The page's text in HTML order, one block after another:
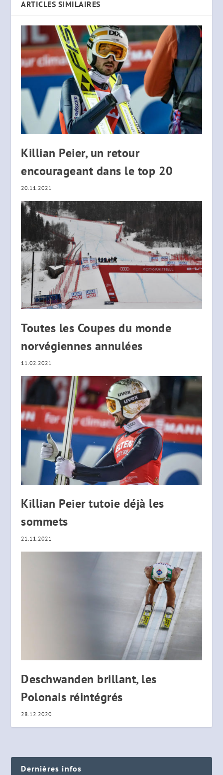
ARTICLES SIMILAIRES
Killian Peier, un retour
encourageant dans le top 20
20.11.2021
Toutes les Coupes du monde
norvégiennes annulées
11.02.2021
Killian Peier tutoie déjà les
sommets
21.11.2021
Deschwanden brillant, les
Polonais réintégrés
28.12.2020
Dernières infos